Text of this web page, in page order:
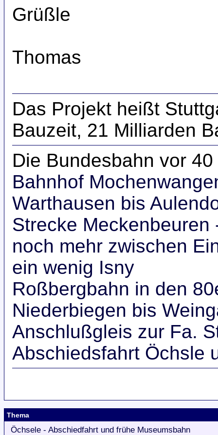
Grüßle
Thomas
Das Projekt heißt
Bauzeit, 21 Milliarden
Die Bundesbahn vor
Bahnhof
Warthausen bis
Strecke Meckenbeuren
noch mehr zwischen
ein wenig Isny
Roßbergbahn in den
Niederbiegen bis
Anschlußgleis zur Fa.
Abschiedsfahrt Öchsle
Thema
Öchsele - Abschiedfahrt und frühe Museumsbahn